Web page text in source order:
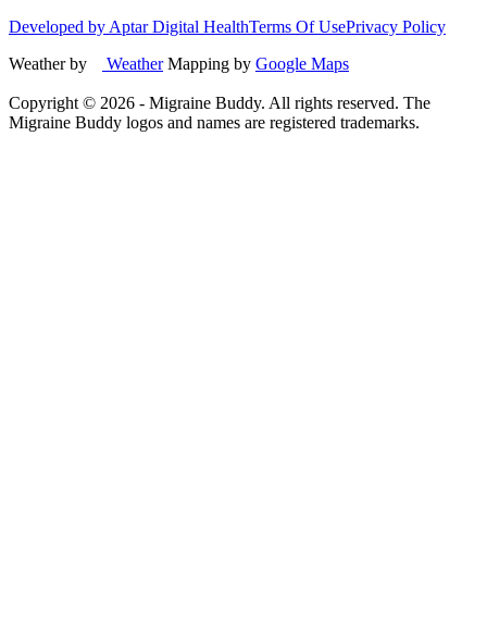
Developed by Aptar Digital HealthTerms Of UsePrivacy Policy
Weather by
WeatherMapping by Google Maps
Copyright © 2026 - Migraine Buddy. All rights reserved. The
Migraine Buddy logos and names are registered trademarks.